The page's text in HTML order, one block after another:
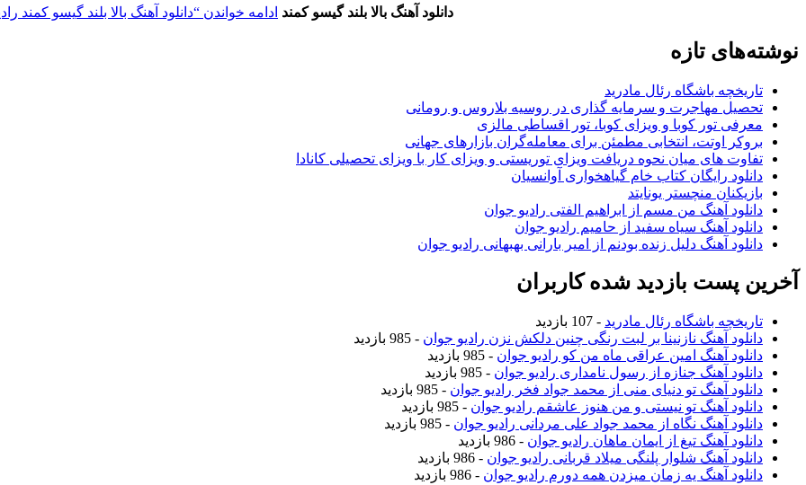
دانلود آهنگ بالا بلند گیسو کمند ادامه خواندن “دانلود آهنگ بالا بلند گیسو کمند
نوشته‌های تازه
تاریخچه باشگاه رئال مادرید
تحصیل مهاجرت و سرمایه گذاری در روسیه بلاروس و رومانی
معرفی تور کوبا و ویزای کوبا، تور اقساطی مالزی
بروکر اوتت، انتخابی مطمئن برای معامله‌گران بازارهای جهانی
تفاوت های میان نحوه دریافت ویزای توریستی و ویزای کار با ویزای تحصیلی کانادا
دانلود رایگان کتاب خام گیاهخواری آوانسیان
بازیکنان منچستر یونایتد
دانلود آهنگ من مسم از ابراهیم الفتی رادیو جوان
دانلود آهنگ سیاه سفید از حامیم رادیو جوان
دانلود آهنگ دلیل زنده بودنم از امیر بارانی بهبهانی رادیو جوان
آخرین پست بازدید شده کاربران
تاریخچه باشگاه رئال مادرید - 107 بازدید
دانلود آهنگ نازنینا بر لبت رنگی چنین دلکش نزن رادیو جوان - 985 بازدید
دانلود آهنگ امین عراقی ماه من کو رادیو جوان - 985 بازدید
دانلود آهنگ جنازه از رسول نامداری رادیو جوان - 985 بازدید
دانلود آهنگ تو دنیای منی از محمد جواد فخر رادیو جوان - 985 بازدید
دانلود آهنگ تو نیستی و من هنوز عاشقم رادیو جوان - 985 بازدید
دانلود آهنگ نگاه از محمد جواد علی مردانی رادیو جوان - 985 بازدید
دانلود آهنگ تیغ از ایمان ماهان رادیو جوان - 986 بازدید
دانلود آهنگ شلوار پلنگی میلاد قربانی رادیو جوان - 986 بازدید
دانلود آهنگ یه زمان میزدن همه دورم رادیو جوان - 986 بازدید